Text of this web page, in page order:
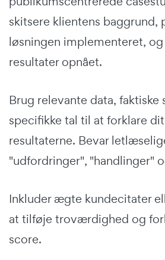
skitsere klientens baggrund,
løsningen implementeret, og
resultater opnået.
Brug relevante data,
specifikke tal til at forklare
resultaterne. Bevar
"udfordringer", "handlinger"
Inkluder ægte kundecitater
at tilføje troværdighed og
score.